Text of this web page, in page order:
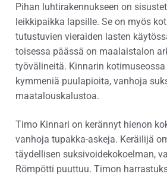
Pihan luhtirakennukseen on
leikkipaikka lapsille. Se on myös
tutustuvien vieraiden lasten
toisessa päässä on maalaistalon
työvälineitä. Kinnarin
kymmeniä puulapioita, vanhoja
maatalouskalustoa.
Timo Kinnari on kerännyt hienon
vanhoja tupakka-askeja. Keräilijä
täydellisen suksivoidekokoelman,
Römpötti puuttuu. Timon